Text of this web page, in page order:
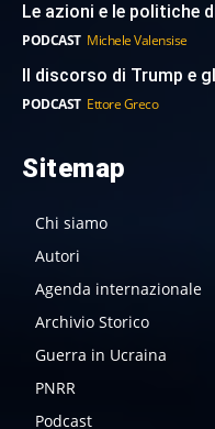
Le azioni e le politiche
PODCAST Michele Valensise
Il discorso di Trump e
PODCAST Ettore Greco
Sitemap
Chi siamo
Autori
Agenda internazionale
Archivio Storico
Guerra in Ucraina
PNRR
Podcast